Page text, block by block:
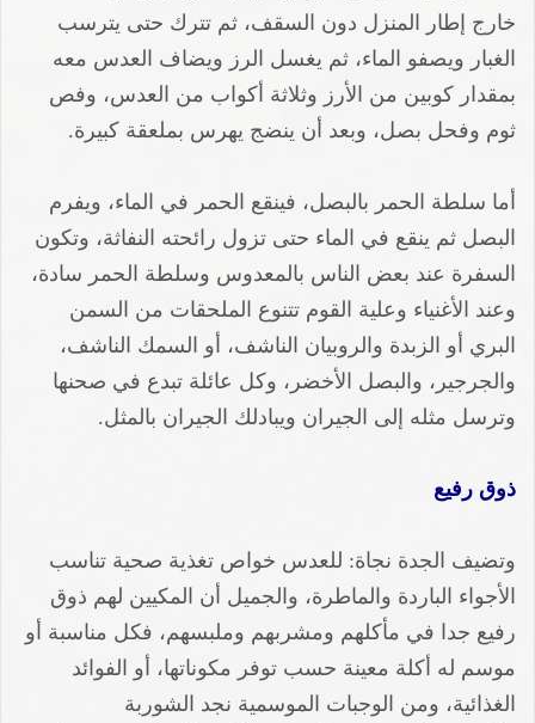
خارج إطار المنزل دون السقف، ثم تترك حتى يترسب
الغبار ويصفو الماء، ثم يغسل الرز ويضاف العدس معه
بمقدار كوبين من الأرز وثلاثة أكواب من العدس، وفص
ثوم وفحل بصل، وبعد أن ينضج يهرس بملعقة كبيرة.
أما سلطة الحمر بالبصل، فينقع الحمر في الماء، ويفرم
البصل ثم ينقع في الماء حتى تزول رائحته النفاثة، وتكون
السفرة عند بعض الناس بالمعدوس وسلطة الحمر سادة،
وعند الأغنياء وعلية القوم تتنوع الملحقات من السمن
البري أو الزبدة والروبيان الناشف، أو السمك الناشف،
والجرجير، والبصل الأخضر، وكل عائلة تبدع في صحنها
وترسل مثله إلى الجيران ويبادلك الجيران بالمثل.
ذوق رفيع
وتضيف الجدة نجاة: للعدس خواص تغذية صحية تناسب
الأجواء الباردة والماطرة، والجميل أن المكيين لهم ذوق
رفيع جدا في مأكلهم ومشربهم وملبسهم، فكل مناسبة أو
موسم له أكلة معينة حسب توفر مكوناتها، أو الفوائد
الغذائية، ومن الوجبات الموسمية نجد الشوربة